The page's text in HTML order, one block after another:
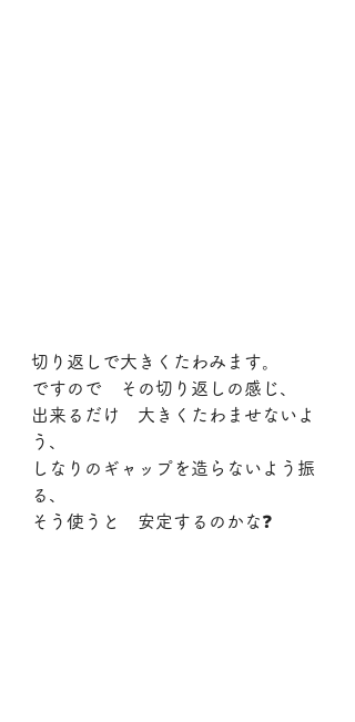
切り返しで大きくたわみます。
ですので　その切り返しの感じ、
出来るだけ　大きくたわませないよ
う、
しなりのギャップを造らないよう振
る、
そう使うと　安定するのかな❓